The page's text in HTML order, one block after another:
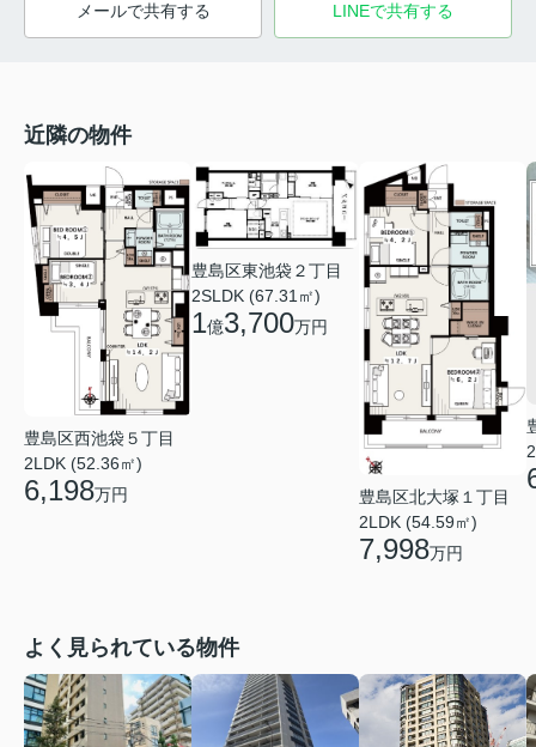
メールで共有する LINEで共有する
近隣の物件
豊島区西池袋５丁目
2LDK (52.36㎡)
6,198万円
豊島区東池袋２丁目
2SLDK (67.31㎡)
1億3,700万円
豊島区北大塚１丁目
2LDK (54.59㎡)
7,998万円
よく見られている物件